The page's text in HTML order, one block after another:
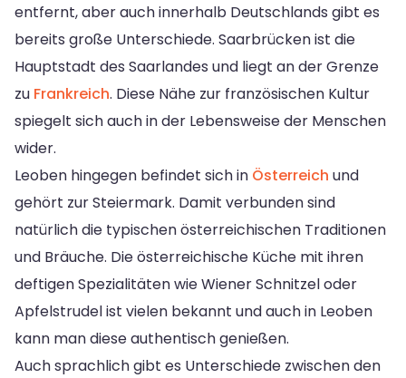
entfernt, aber auch innerhalb Deutschlands gibt es
bereits große Unterschiede. Saarbrücken ist die
Hauptstadt des Saarlandes und liegt an der Grenze
zu Frankreich. Diese Nähe zur französischen Kultur
spiegelt sich auch in der Lebensweise der Menschen
wider.
Leoben hingegen befindet sich in Österreich und
gehört zur Steiermark. Damit verbunden sind
natürlich die typischen österreichischen Traditionen
und Bräuche. Die österreichische Küche mit ihren
deftigen Spezialitäten wie Wiener Schnitzel oder
Apfelstrudel ist vielen bekannt und auch in Leoben
kann man diese authentisch genießen.
Auch sprachlich gibt es Unterschiede zwischen den